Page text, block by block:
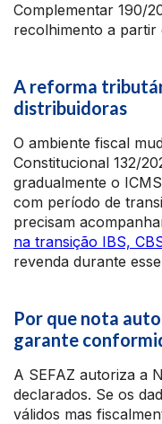
Complementar 190/
recolhimento a partir
A reforma
distribuidoras
O ambiente fiscal
Constitucional 132/
gradualmente o
com período de
precisam
na transição IBS,
revenda durante
Por que nota
garante
A SEFAZ autoriza a
declarados. Se os
válidos mas